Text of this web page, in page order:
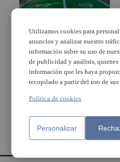
El Ayuntamiento de
Massamagrell instala
un nuevo punto de
recarga de vehículos
eléctricos en el
polígono Bobalar
Utilizamos cookies para
anuncios y analizar nuestro
información sobre su uso de
de publicidad y análisis,
información que les haya
recopilado a partir del uso de sus
Política de cookies
Personalizar